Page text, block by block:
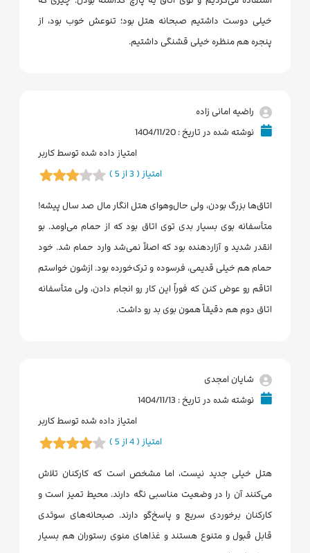
خیلی دوست داشتیم صبحانه هتل بود؛ تنوعش خوب بود، از
پنجره هم منظره خیلی قشنگی داشتیم.
راضیه امانی زاده
نوشته شده در تاریخ : 1404/11/20
امتیاز داده شده توسط کاربر
امتیاز ( 3 از 5 )
اتاق‌ها بزرگ بودن، ولی حال‌وهوای هتل انگار مال صد سال پیشه!
متأسفانه بوی بسیار بدی توی اتاق بود که از حمام می‌اومد. بو
انقدر شدید و آزاردهنده بود که اصلاً نمی‌شد وارد حمام شد. خود
حمام هم خیلی قدیمی، فرسوده و ترک‌خورده بود. ازشون خواستم
اتاقم رو عوض کنن که فوراً این کار رو انجام دادن، ولی متأسفانه
اتاق دوم هم دقیقاً همون بوی بد رو داشت.
شایان امجدی
نوشته شده در تاریخ : 1404/11/13
امتیاز داده شده توسط کاربر
امتیاز ( 4 از 5 )
هتل خیلی جدید نیست، اما مشخص است که کارکنان تلاش
می‌کنند آن را در وضعیت مناسبی نگه دارند. محیط تمیز است و
کارکنان برخوردی سریع و پاسخ‌گو دارند. صبحانه‌های سوئدی
قابل قبول و متنوع هستند و غذاهای منوی رستوران هم بسیار